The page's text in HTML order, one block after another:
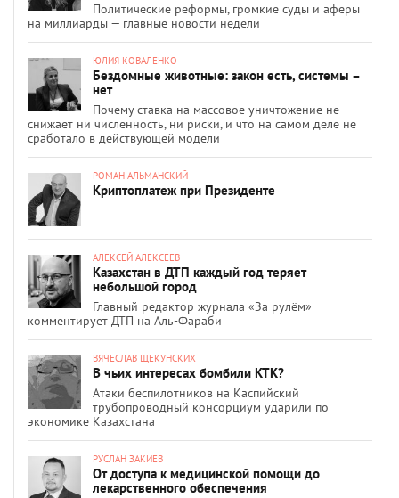
Политические реформы, громкие суды и аферы
на миллиарды — главные новости недели
ЮЛИЯ КОВАЛЕНКО
Бездомные животные: закон есть, системы –
нет
Почему ставка на массовое уничтожение не
снижает ни численность, ни риски, и что на самом деле не
сработало в действующей модели
РОМАН АЛЬМАНСКИЙ
Криптоплатеж при Президенте
АЛЕКСЕЙ АЛЕКСЕЕВ
Казахстан в ДТП каждый год теряет
небольшой город
Главный редактор журнала «За рулём»
комментирует ДТП на Аль-Фараби
ВЯЧЕСЛАВ ЩЕКУНСКИХ
В чьих интересах бомбили КТК?
Атаки беспилотников на Каспийский
трубопроводный консорциум ударили по
экономике Казахстана
РУСЛАН ЗАКИЕВ
От доступа к медицинской помощи до
лекарственного обеспечения